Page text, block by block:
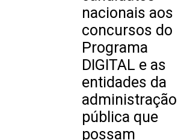
nacionais aos
concursos do
Programa
DIGITAL e as
entidades da
administração
pública que
possam